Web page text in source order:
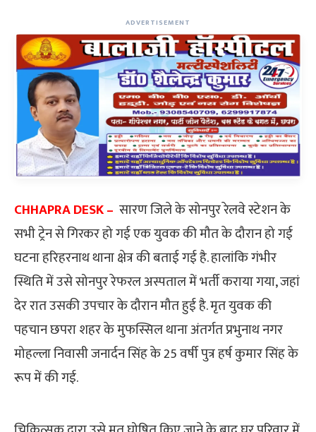
ADVERTISEMENT
CHHAPRA DESK – सारण जिले के सोनपुर रेलवे स्टेशन के
सभी ट्रेन से गिरकर हो गई एक युवक की मौत के दौरान हो गई
घटना हरिहरनाथ थाना क्षेत्र की बताई गई है. हालांकि गंभीर
स्थिति में उसे सोनपुर रेफरल अस्पताल में भर्ती कराया गया, जहां
देर रात उसकी उपचार के दौरान मौत हुई है. मृत युवक की
पहचान छपरा शहर के मुफस्सिल थाना अंतर्गत प्रभुनाथ नगर
मोहल्ला निवासी जनार्दन सिंह के 25 वर्षी पुत्र हर्ष कुमार सिंह के
रूप में की गई.